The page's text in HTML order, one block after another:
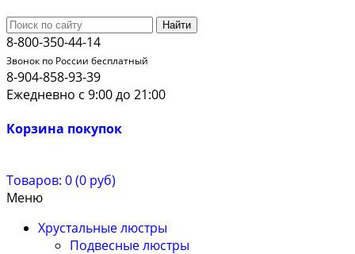
Найти
8-800-350-44-14
Звонок по России бесплатный
8-904-858-93-39
Ежедневно с 9:00 до 21:00
Корзина покупок
Товаров: 0 (0 руб)
Меню
Хрустальные люстры
Подвесные люстры